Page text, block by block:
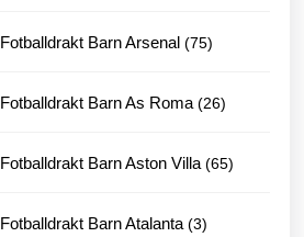
Fotballdrakt Barn Arsenal 7575
Fotballdrakt Barn As Roma 2626
Fotballdrakt Barn Aston Villa 6565
Fotballdrakt Barn Atalanta 33